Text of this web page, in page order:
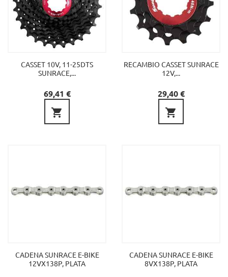
CASSET 10V, 11-25DTS
SUNRACE,...
Precio
69,41 €

RECAMBIO CASSET SUNRACE
12V,...
Precio
29,40 €

CADENA SUNRACE E-BIKE
12VX138P, PLATA
CADENA SUNRACE E-BIKE
8VX138P, PLATA